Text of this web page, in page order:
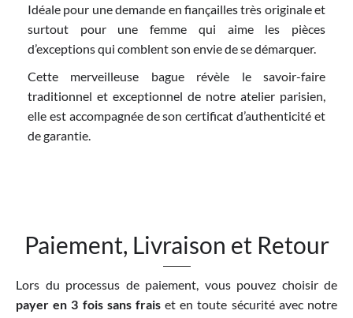
Idéale pour une demande en fiançailles très originale et
surtout pour une femme qui aime les pièces
d’exceptions qui comblent son envie de se démarquer.
Cette merveilleuse bague révèle le savoir-faire
traditionnel et exceptionnel de notre atelier parisien,
elle est accompagnée de son certificat d’authenticité et
de garantie.
Paiement, Livraison et Retour
Lors du processus de paiement, vous pouvez choisir de
payer en 3 fois sans fraiset en toute sécurité avec notre